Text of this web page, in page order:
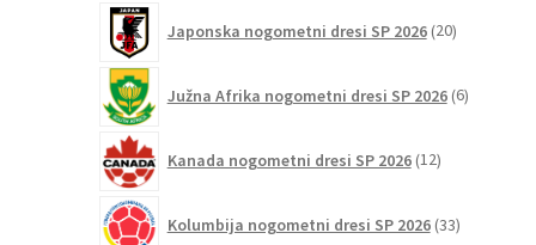
Japonska nogometni dresi SP 2026 20izdelkov
Južna Afrika nogometni dresi SP 2026 6izdelkov
Kanada nogometni dresi SP 2026 12izdelkov
Kolumbija nogometni dresi SP 2026 33izdelkov